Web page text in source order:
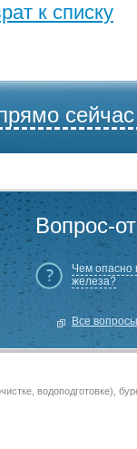
к списку
Вопрос-
Чем опасно
железа?
Все вопросы
водоподготовке),